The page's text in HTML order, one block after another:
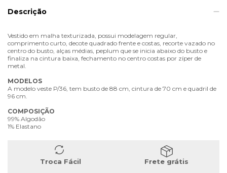
Descrição
Vestido em malha texturizada, possui modelagem regular,
comprimento curto, decote quadrado frente e costas, recorte vazado no
centro do busto, alças médias, peplum que se inicia abaixo do busto e
finaliza na cintura baixa, fechamento no centro costas por zíper de
metal.
MODELOS
A modelo veste P/36, tem busto de 88 cm, cintura de 70 cm e quadril de
96 cm.
COMPOSIÇÃO
99% Algodão
1% Elastano
Troca Fácil
Frete grátis